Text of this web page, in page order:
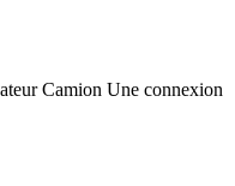
Camion Une connexion